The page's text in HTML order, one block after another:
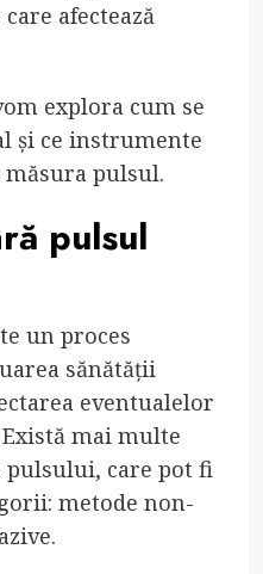
afectează
explora cum se
și ce instrumente
pulsul.
pulsul
un proces
sănătății
eventualelor
mai multe
pulsului, care pot fi
metode non-